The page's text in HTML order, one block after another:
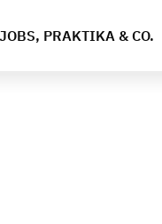
JOBS, PRAKTIKA & CO.